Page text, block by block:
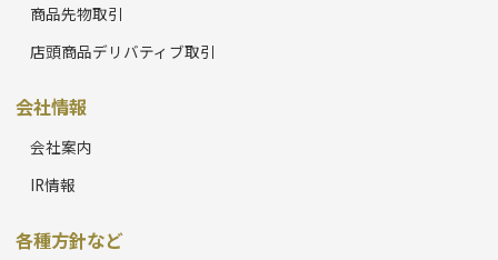
商品先物取引
店頭商品デリバティブ取引
会社情報
会社案内
IR情報
各種方針など